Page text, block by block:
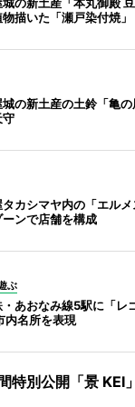
描いた「瀬戸染付焼」
の新土産の土鈴「亀
守
カシマヤ内の「エル
ンで店舗を構成
ぶ
あおなみ線5駅に「レ
内名所を表現
特別公開「景 KEI」